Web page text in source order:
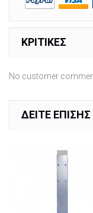
ΚΡΙΤΙΚΈΣ
No customer
ΔΕΊΤΕ ΕΠΊΣΗΣ